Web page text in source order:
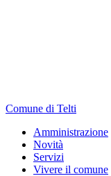
Comune di Telti
Amministrazione
Novità
Servizi
Vivere il comune